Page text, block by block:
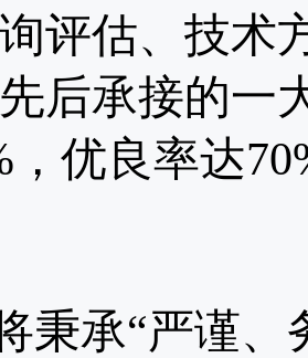
评估、技术
后承接的一
，优良率达
秉承“严谨、